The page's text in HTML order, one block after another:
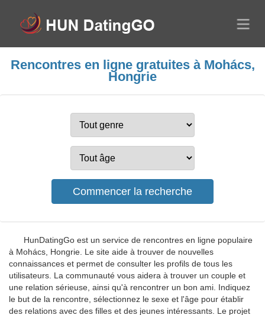
Rencontres en ligne gratuites à Mohács,
Hongrie
HunDatingGo est un service de rencontres en ligne populaire
à Mohács, Hongrie. Le site aide à trouver de nouvelles
connaissances et permet de consulter les profils de tous les
utilisateurs. La communauté vous aidera à trouver un couple et
une relation sérieuse, ainsi qu'à rencontrer un bon ami. Indiquez
le but de la rencontre, sélectionnez le sexe et l'âge pour établir
des relations avec des filles et des jeunes intéressants. Le projet